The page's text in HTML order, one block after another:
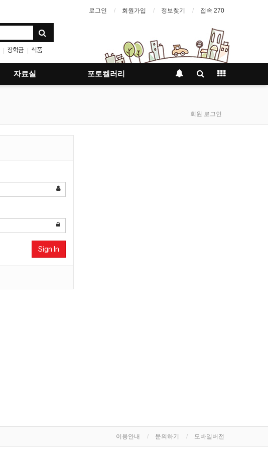
로그인 회원가입 정보찾기 접속 270
| 장학금 | 식품
자료실 포토켈러리
회원 로그인
Sign In
이용안내 문의하기 모바일버전